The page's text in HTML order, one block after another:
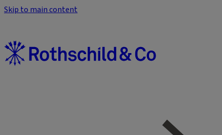
Skip to main content